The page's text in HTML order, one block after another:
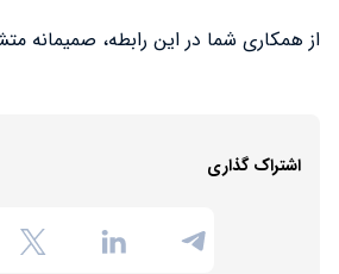
از همکاری شما در این رابطه، صمیمانه
اشتراک گذاری